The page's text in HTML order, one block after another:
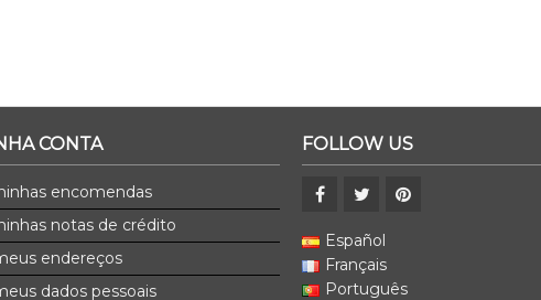
CONTA
encomendas
notas de crédito
endereços
dados pessoais
FOLLOW US
Español
Français
Português